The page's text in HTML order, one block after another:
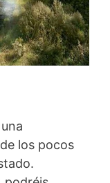
los pocos